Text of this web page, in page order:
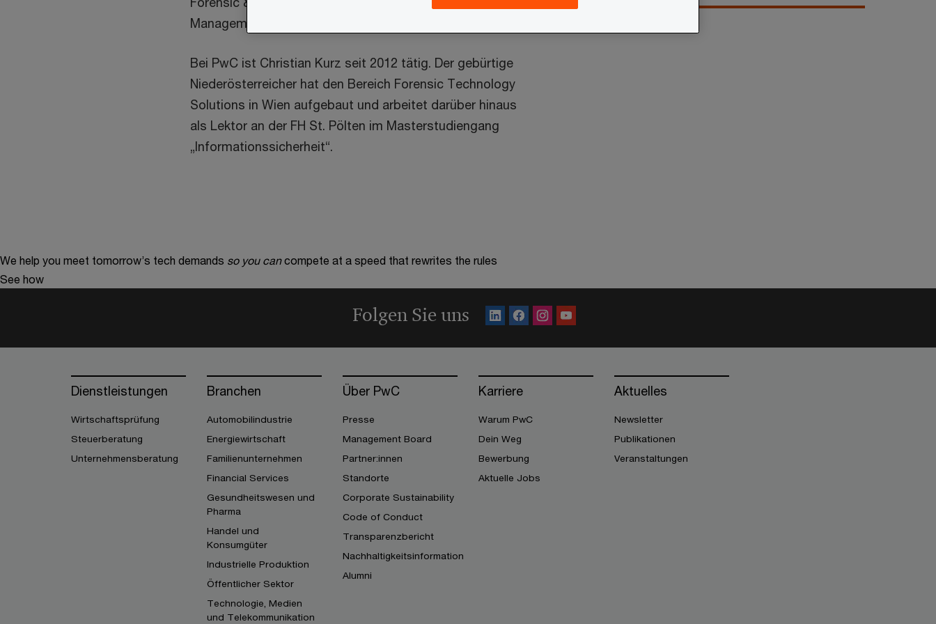
Management & Contract Compliance.
Bei PwC ist Christian Kurz seit 2012 tätig. Der gebürtige
Niederösterreicher hat den Bereich Forensic Technology
Solutions in Wien aufgebaut und arbeitet darüber hinaus
als Lektor an der FH St. Pölten im Masterstudiengang
„Informationssicherheit“.
We help you meet tomorrow’s tech demands so you can compete at a speed that rewrites the rules
See how
Folgen Sie uns
Dienstleistungen
Wirtschaftsprüfung
Steuerberatung
Unternehmensberatung
Branchen
Automobilindustrie
Energiewirtschaft
Familienunternehmen
Financial Services
Gesundheitswesen und
Pharma
Handel und
Konsumgüter
Industrielle Produktion
Öffentlicher Sektor
Technologie, Medien
und Telekommunikation
Über PwC
Presse
Management Board
Partner:innen
Standorte
Corporate Sustainability
Code of Conduct
Transparenzbericht
Nachhaltigkeitsinformation
Alumni
Karriere
Warum PwC
Dein Weg
Bewerbung
Aktuelle Jobs
Aktuelles
Newsletter
Publikationen
Veranstaltungen